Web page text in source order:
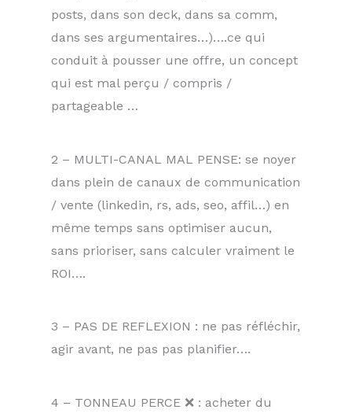
posts, dans son deck, dans sa comm,
dans ses argumentaires…)….ce qui
conduit à pousser une offre, un concept
qui est mal perçu / compris /
partageable …
2 – MULTI-CANAL MAL PENSE: se noyer
dans plein de canaux de communication
/ vente (linkedin, rs, ads, seo, affil…) en
même temps sans optimiser aucun,
sans prioriser, sans calculer vraiment le
ROI….
3 – PAS DE REFLEXION : ne pas réfléchir,
agir avant, ne pas pas planifier….
4 – TONNEAU PERCE ❌ : acheter du